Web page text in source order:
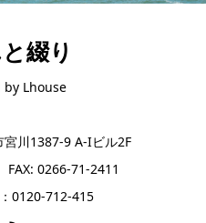
綴り
Lhouse
宮川1387-9 A-Iビル2F
0266-71-2411
0120-712-415